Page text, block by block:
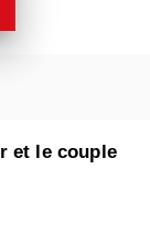
et le couple